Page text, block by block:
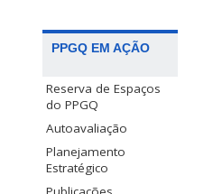
PPGQ EM AÇÃO
Reserva de Espaços
do PPGQ
Autoavaliação
Planejamento
Estratégico